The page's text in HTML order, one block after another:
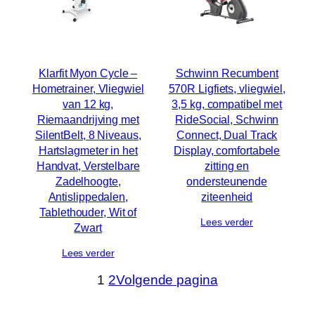
Klarfit Myon Cycle –
Hometrainer, Vliegwiel
van 12 kg,
Riemaandrijving met
SilentBelt, 8 Niveaus,
Hartslagmeter in het
Handvat, Verstelbare
Zadelhoogte,
Antislippedalen,
Tablethouder, Wit of
Zwart
Lees verder
Schwinn Recumbent
570R Ligfiets, vliegwiel,
3,5 kg, compatibel met
RideSocial, Schwinn
Connect, Dual Track
Display, comfortabele
zitting en
ondersteunende
ziteenheid
Lees verder
1 2Volgende pagina